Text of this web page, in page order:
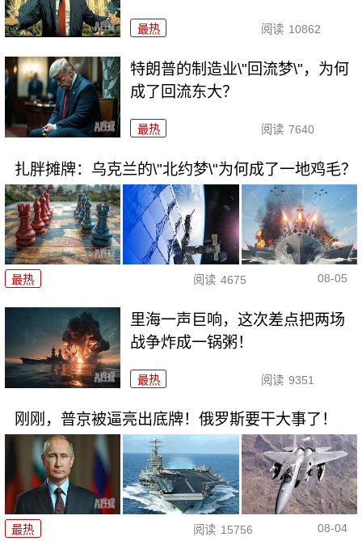
最热 阅读 10862
特朗普的制造业\"回流梦\"，为何
成了回流东大？
最热 阅读 7640
扎胖摊牌：乌克兰的\"北约梦\"为何成了一地鸡毛？
最热 阅读 4675 08-05
里海一声巨响，这次差点把两场
战争炸成一锅粥！
最热 阅读 9351
刚刚，普京被逼亮出底牌！俄罗斯要干大事了！
最热 阅读 15756 08-04